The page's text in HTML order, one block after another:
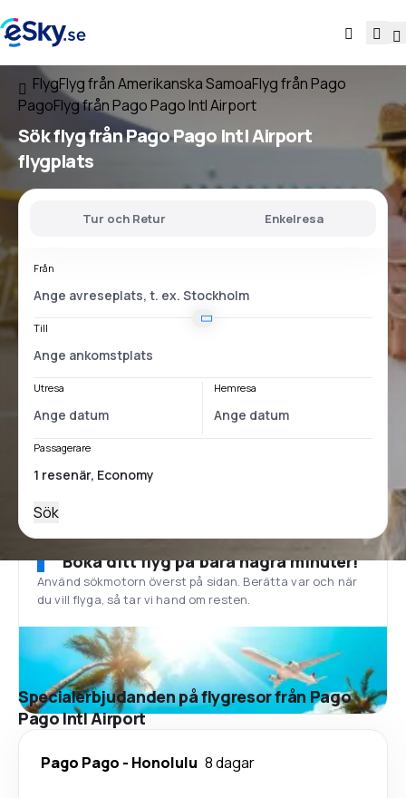
FlygFlyg från Amerikanska SamoaFlyg från Pago
PagoFlyg från Pago Pago Intl Airport
Sök flygfrånPago Pago Intl Airport
flygplats
Tur och Retur Enkelresa
Från
Till
Utresa Hemresa
Passagerare
Sök
Boka ditt flyg på bara några minuter!
Använd sökmotorn överst på sidan. Berätta var och när
du vill flyga, så tar vi hand om resten.
Specialerbjudanden på flygresor från Pago
Pago Intl Airport
Pago Pago - Honolulu 8 dagar